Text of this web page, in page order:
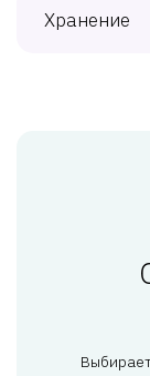
Хранение